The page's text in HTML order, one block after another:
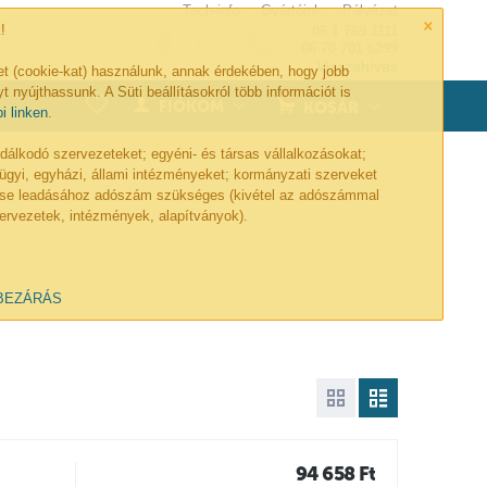
×
(cookie-kat) használunk, annak érdekében, hogy jobb
nyújthassunk. A Süti beállításokról több információt is
linken.
szervezeteket; egyéni- és társas vállalkozásokat;
egyházi, állami intézményeket; kormányzati szerveket
leadásához adószám szükséges (kivétel az adószámmal
intézmények, alapítványok).
Tech-info Gyártóink Pályázat
Visszahívás
0
94 658 Ft